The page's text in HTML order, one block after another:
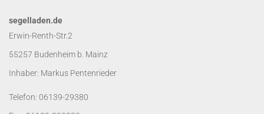
segelladen.de
Erwin-Renth-Str.2
55257 Budenheim b. Mainz
Inhaber: Markus Pentenrieder
Telefon: 06139-29380